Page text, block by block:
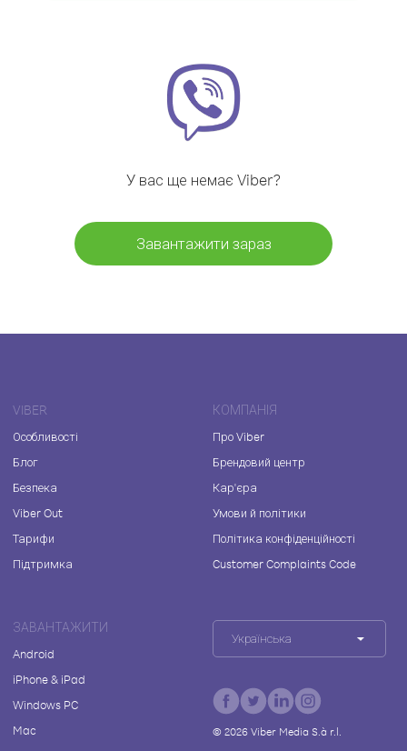
У вас ще немає Viber?
Завантажити зараз
VIBER
Особливості
Блог
Безпека
Viber Out
Тарифи
Підтримка
КОМПАНІЯ
Про Viber
Брендовий центр
Кар'єра
Умови й політики
Політика конфіденційності
Customer Complaints Code
ЗАВАНТАЖИТИ
Android
iPhone & iPad
Windows PC
Mac
Українська
© 2026Viber Media S.à r.l.